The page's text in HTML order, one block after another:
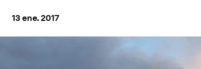
13 ene. 2017